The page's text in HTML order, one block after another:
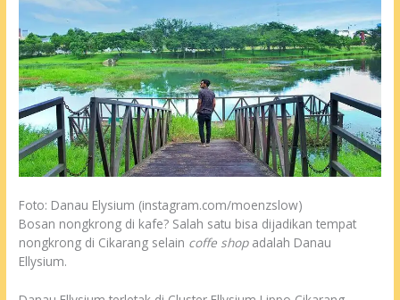
Foto: Danau Elysium (instagram.com/moenzslow)
Bosan nongkrong di kafe? Salah satu bisa dijadikan tempat
nongkrong di Cikarang selain coffe shopadalah Danau
Ellysium.